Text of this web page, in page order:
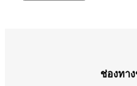
ช่องทา